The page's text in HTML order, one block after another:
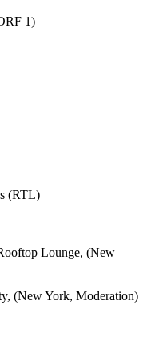
1)
(RTL)
Lounge, (New
(New York, Moderation)